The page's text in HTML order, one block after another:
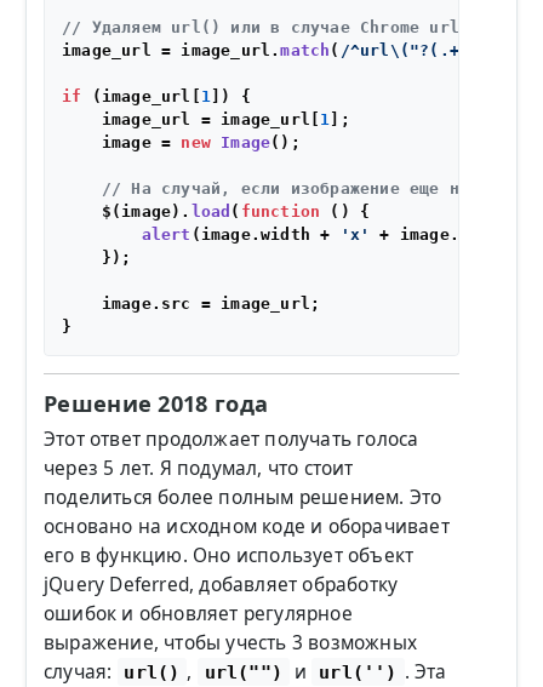
// Удаляем url() или в случае Chrome url("")
image_url = image_url.match ( /^url\("?(.+?)"?\)$/
if (image_url[ 1 ]) {
    image_url = image_url[
1 ];
    image =
new Image();
// На случай, если изображение еще не
    $(image).
load ( function ( ) {
alert (image.width + 'x' + image.
    });
    image.
src
= image_url;
Решение 2018 года
Этот ответ продолжает получать голоса
через 5 лет. Я подумал, что стоит
поделиться более полным решением. Это
основано на исходном коде и оборачивает
его в функцию. Оно использует объект
jQuery Deferred, добавляет обработку
ошибок и обновляет регулярное
выражение, чтобы учесть 3 возможных
случая:
url() , url("") и url('') . Эта